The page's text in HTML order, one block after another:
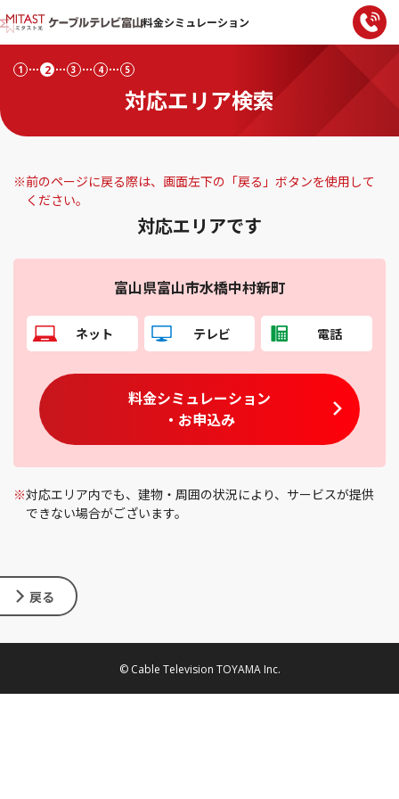
料金シミュレーション
対応エリア検索
1 2 3 4 5
※前のページに戻る際は、画面左下の「戻る」ボタンを使用して
ください。
対応エリアです
富山県富山市水橋中村新町
ネット テレビ 電話
料金シミュレーション
・お申込み
※対応エリア内でも、建物・周囲の状況により、サービスが提供
できない場合がございます。
戻る
© Cable Television TOYAMA Inc.